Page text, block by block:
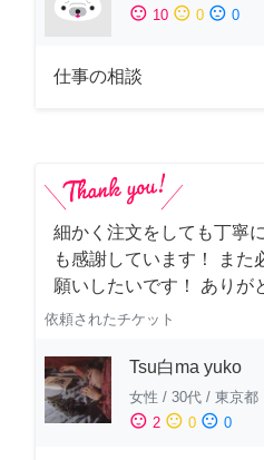
sentiment_satisfied 10 sentiment_neutral 0 sentiment_dissatisfied 0
仕事の相談
細かく注文をしても丁寧
も感謝しています！ また
願いしたいです！ ありが
依頼されたチケット
Tsu白ma yuko
女性 / 30代 / 東京都
sentiment_satisfied 2 sentiment_neutral 0 sentiment_dissatisfied 0